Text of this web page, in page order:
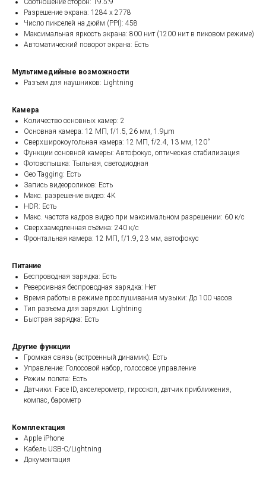
Соотношение сторон: 19.5:9
Разрешение экрана: 1284 x 2778
Число пикселей на дюйм (PPI): 458
Максимальная яркость экрана: 800 нит (1200 нит в пиковом режиме)
Автоматический поворот экрана: Есть
Мультимедийные возможности
Разъем для наушников: Lightning
Камера
Количество основных камер: 2
Основная камера: 12 МП, f/1.5, 26 мм, 1.9µm
Сверхширокоугольная камера: 12 МП, f/2.4, 13 мм, 120˚
Функции основной камеры: Автофокус, оптическая стабилизация
Фотовспышка: Тыльная, светодиодная
Geo Tagging: Есть
Запись видеороликов: Есть
Макс. разрешение видео: 4K
HDR: Есть
Макс. частота кадров видео при максимальном разрешении: 60 к/с
Сверхзамедленная съёмка: 240 к/с
Фронтальная камера: 12 МП, f/1.9, 23 мм, автофокус
Питание
Беспроводная зарядка: Есть
Реверсивная беспроводная зарядка: Нет
Время работы в режиме прослушивания музыки: До 100 часов
Тип разъема для зарядки: Lightning
Быстрая зарядка: Есть
Другие функции
Громкая связь (встроенный динамик): Есть
Управление: Голосовой набор, голосовое управление
Режим полета: Есть
Датчики: Face ID, акселерометр, гироскоп, датчик приближения,
компас, барометр
Комплектация
Apple iPhone
Кабель USB-C/Lightning
Документация